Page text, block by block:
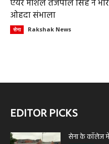
एयर मार्शल तेजपाल सिंह ने
ओहदा संभाला
सेना Rakshak News
EDITOR PICKS
सेना के कॉलेज